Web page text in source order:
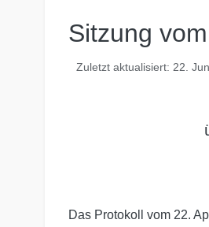
Sitzung
Zuletzt aktualisiert: 22.
Das Protokoll vom 22.